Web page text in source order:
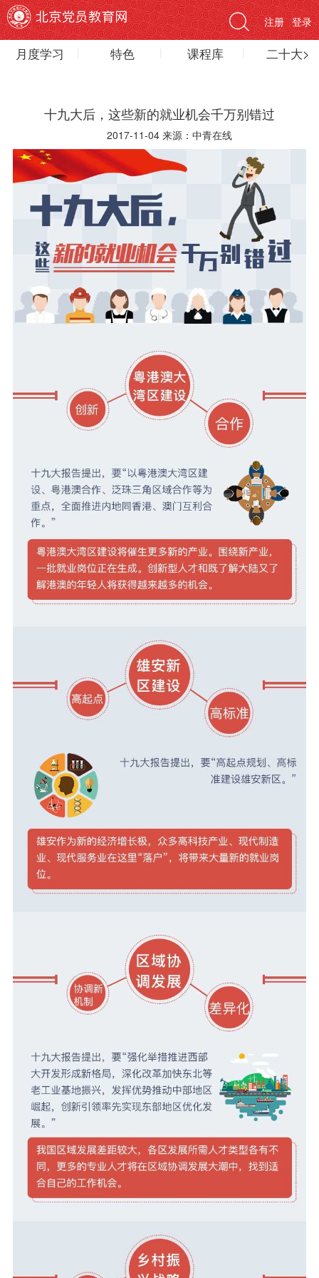
登录
注册
月度学习 特色 课程库 二十大>
十九大后，这些新的就业机会千万别错过
2017-11-04 来源：中青在线